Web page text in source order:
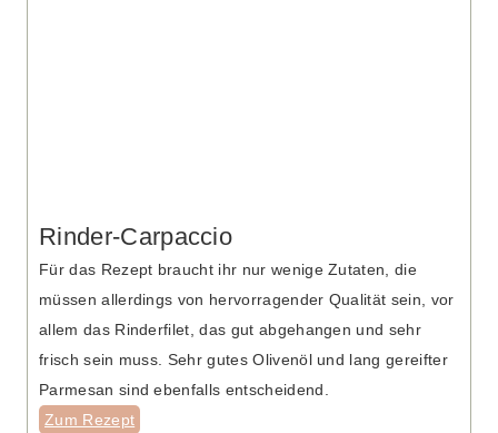
Rinder-Carpaccio
Für das Rezept braucht ihr nur wenige Zutaten, die
müssen allerdings von hervorragender Qualität sein, vor
allem das Rinderfilet, das gut abgehangen und sehr
frisch sein muss. Sehr gutes Olivenöl und lang gereifter
Parmesan sind ebenfalls entscheidend.
Zum Rezept